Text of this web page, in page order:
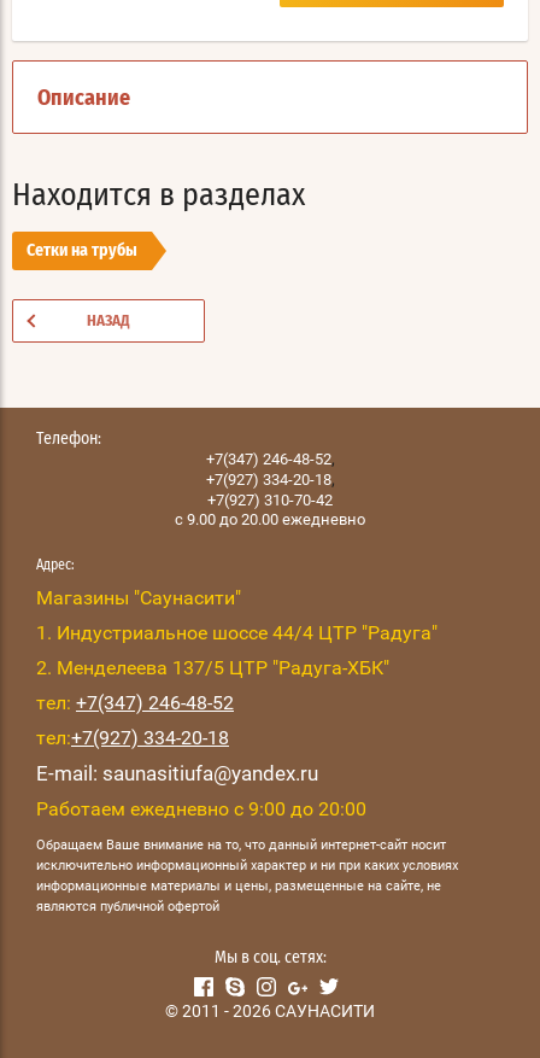
Описание
Находится в разделах
Сетки на трубы
НАЗАД
Телефон:
+7(347) 246-48-52,
+7(927) 334-20-18,
+7(927) 310-70-42
с 9.00 до 20.00 ежедневно
Адрес:
Магазины "Саунасити"
1. Индустриальное шоссе 44/4 ЦТР "Радуга"
2. Менделеева 137/5 ЦТР "Радуга-ХБК"
тел: +7(347) 246-48-52
тел:+7(927) 334-20-18
E-mail: saunasitiufa@yandex.ru
Работаем ежедневно с 9:00 до 20:00
Обращаем Ваше внимание на то, что данный интернет-сайт носит
исключительно информационный характер и ни при каких условиях
информационные материалы и цены, размещенные на сайте, не
являются публичной офертой
Мы в соц. сетях:
© 2011 - 2026 САУНАСИТИ